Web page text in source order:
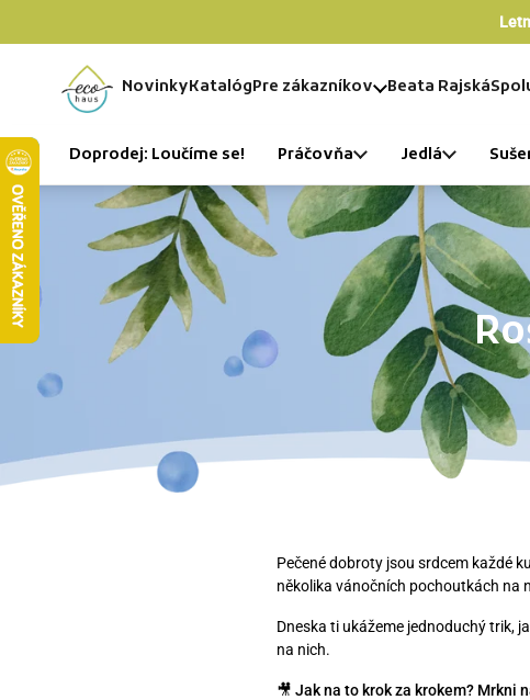
Domov
NovinkyKatalógPre zákazníkov Beata Rajská
Doprodej: Loučíme se! Práčovňa Jedlá
Pečené dobroty jsou srdcem každé
několika vánočních pochoutkách na
Dneska ti ukážeme jednoduchý trik,
na nich.
🎥 Jak na to krok za krokem? Mrkni